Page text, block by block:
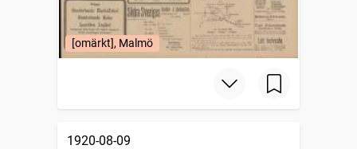
[omärkt], Malmö
1920-08-09